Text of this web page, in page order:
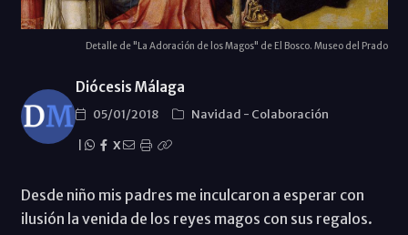
Detalle de "La Adoración de los Magos" de El Bosco. Museo del Prado
Diócesis Málaga
05/01/2018 Navidad - Colaboración
X
Desde niño mis padres me inculcaron a esperar con
ilusión la venida de los reyes magos con sus regalos.